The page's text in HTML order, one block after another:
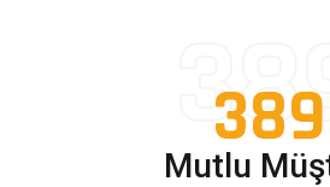
389
389
Mutlu